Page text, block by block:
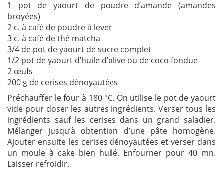
1 pot de yaourt de poudre d’amande (amandes
broyées)
2 c. à café de poudre à lever
3 c. à café de thé matcha
3/4 de pot de yaourt de sucre complet
1/2 pot de yaourt d’huile d’olive ou de coco fondue
2 œufs
200 g de cerises dénoyautées
Préchauffer le four à 180 °C. On utilise le pot de yaourt
vide pour doser les autres ingrédients. Verser tous les
ingrédients sauf les cerises dans un grand saladier.
Mélanger jusqu’à obtention d’une pâte homogène.
Ajouter ensuite les cerises dénoyautées et verser dans
un moule à cake bien huilé. Enfourner pour 40 mn.
Laisser refroidir.